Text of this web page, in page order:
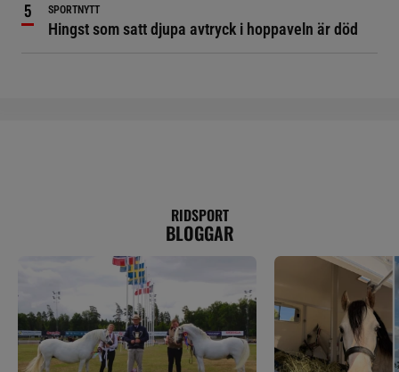
SPORTNYTT
Hingst som satt djupa avtryck i hoppaveln är död
RIDSPORT
BLOGGAR